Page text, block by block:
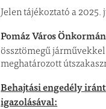
Jelen tájékoztató a
Pomáz Város
össztömegű
meghatározott
Behajtási engedély
igazolásával: